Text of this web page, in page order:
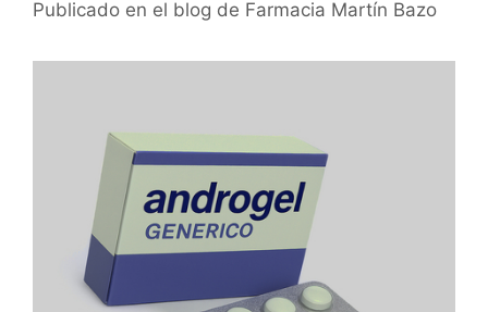
Publicado en el blog de Farmacia Martín Bazo